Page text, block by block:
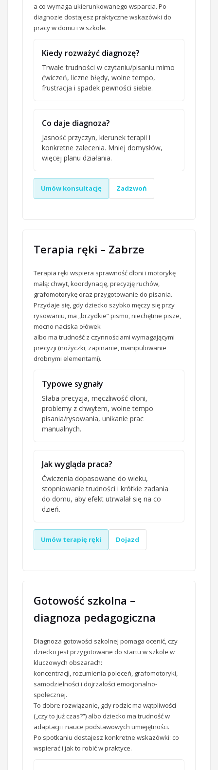
a co wymaga ukierunkowanego wsparcia. Po
diagnozie dostajesz praktyczne wskazówki do
pracy w domu i w szkole.
Kiedy rozważyć diagnozę?
Trwałe trudności w czytaniu/pisaniu mimo
ćwiczeń, liczne błędy, wolne tempo,
frustracja i spadek pewności siebie.
Co daje diagnoza?
Jasność przyczyn, kierunek terapii i
konkretne zalecenia. Mniej domysłów,
więcej planu działania.
Umów konsultację Zadzwoń
Terapia ręki – Zabrze
Terapia ręki wspiera sprawność dłoni i motorykę
małą: chwyt, koordynację, precyzję ruchów,
grafomotorykę oraz przygotowanie do pisania.
Przydaje się, gdy dziecko szybko męczy się przy
rysowaniu, ma „brzydkie” pismo, niechętnie pisze,
mocno naciska ołówek
albo ma trudność z czynnościami wymagającymi
precyzji (nożyczki, zapinanie, manipulowanie
drobnymi elementami).
Typowe sygnały
Słaba precyzja, męczliwość dłoni,
problemy z chwytem, wolne tempo
pisania/rysowania, unikanie prac
manualnych.
Jak wygląda praca?
Ćwiczenia dopasowane do wieku,
stopniowanie trudności i krótkie zadania
do domu, aby efekt utrwalał się na co
dzień.
Umów terapię ręki Dojazd
Gotowość szkolna –
diagnoza pedagogiczna
Diagnoza gotowości szkolnej pomaga ocenić, czy
dziecko jest przygotowane do startu w szkole w
kluczowych obszarach:
koncentracji, rozumienia poleceń, grafomotoryki,
samodzielności i dojrzałości emocjonalno-
społecznej.
To dobre rozwiązanie, gdy rodzic ma wątpliwości
(„czy to już czas?”) albo dziecko ma trudność w
adaptacji i nauce podstawowych umiejętności.
Po spotkaniu dostajesz konkretne wskazówki: co
wspierać i jak to robić w praktyce.